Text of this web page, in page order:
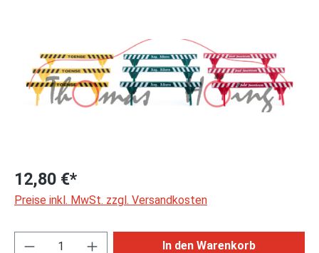
12,80 €*
Preise inkl. MwSt. zzgl. Versandkosten
Produkt Anzahl: Gib den gewünschten
In den Warenkorb